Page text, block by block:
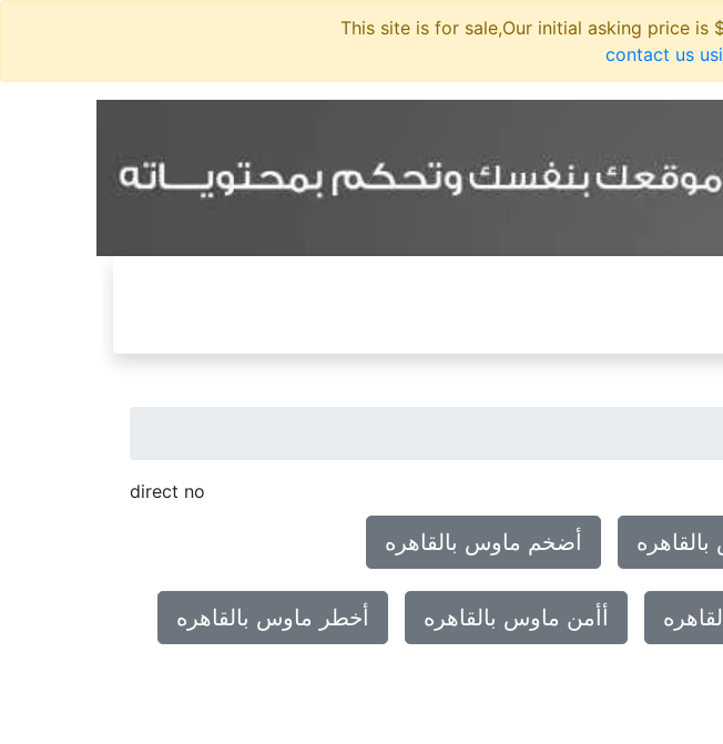
contact us
direct no
أضخم ماوس بالقاهره
أأمن ماوس بالقاهره أخطر ماوس بالقاهره